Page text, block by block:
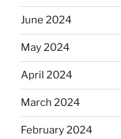
June 2024
May 2024
April 2024
March 2024
February 2024